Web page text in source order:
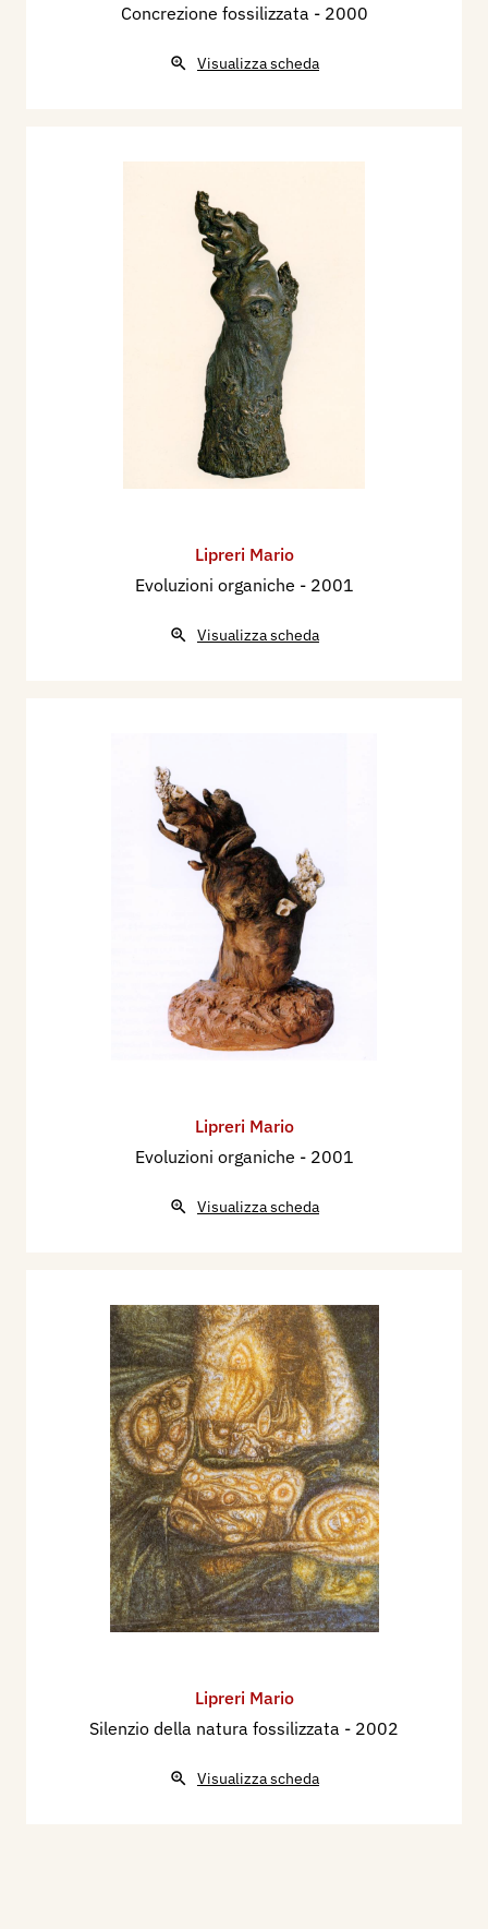
Concrezione fossilizzata - 2000
Visualizza scheda
Lipreri Mario
Evoluzioni organiche - 2001
Visualizza scheda
Lipreri Mario
Evoluzioni organiche - 2001
Visualizza scheda
Lipreri Mario
Silenzio della natura fossilizzata - 2002
Visualizza scheda